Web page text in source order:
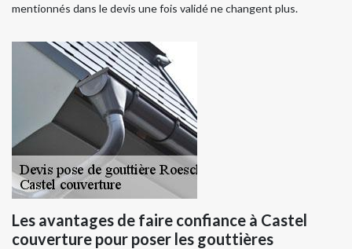
mentionnés dans le devis une fois validé ne changent plus.
Les avantages de faire confiance à Castel
couverture pour poser les gouttières